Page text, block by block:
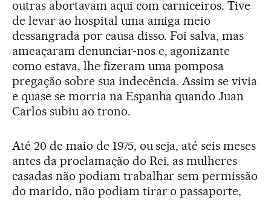
outras abortavam aqui com carniceiros. Tive
de levar ao hospital uma amiga meio
dessangrada por causa disso. Foi salva, mas
ameaçaram denunciar-nos e, agonizante
como estava, lhe fizeram uma pomposa
pregação sobre sua indecência. Assim se vivia
e quase se morria na Espanha quando Juan
Carlos subiu ao trono.
Até 20 de maio de 1975, ou seja, até seis meses
antes da proclamação do Rei, as mulheres
casadas não podiam trabalhar sem permissão
do marido, não podiam tirar o passaporte,